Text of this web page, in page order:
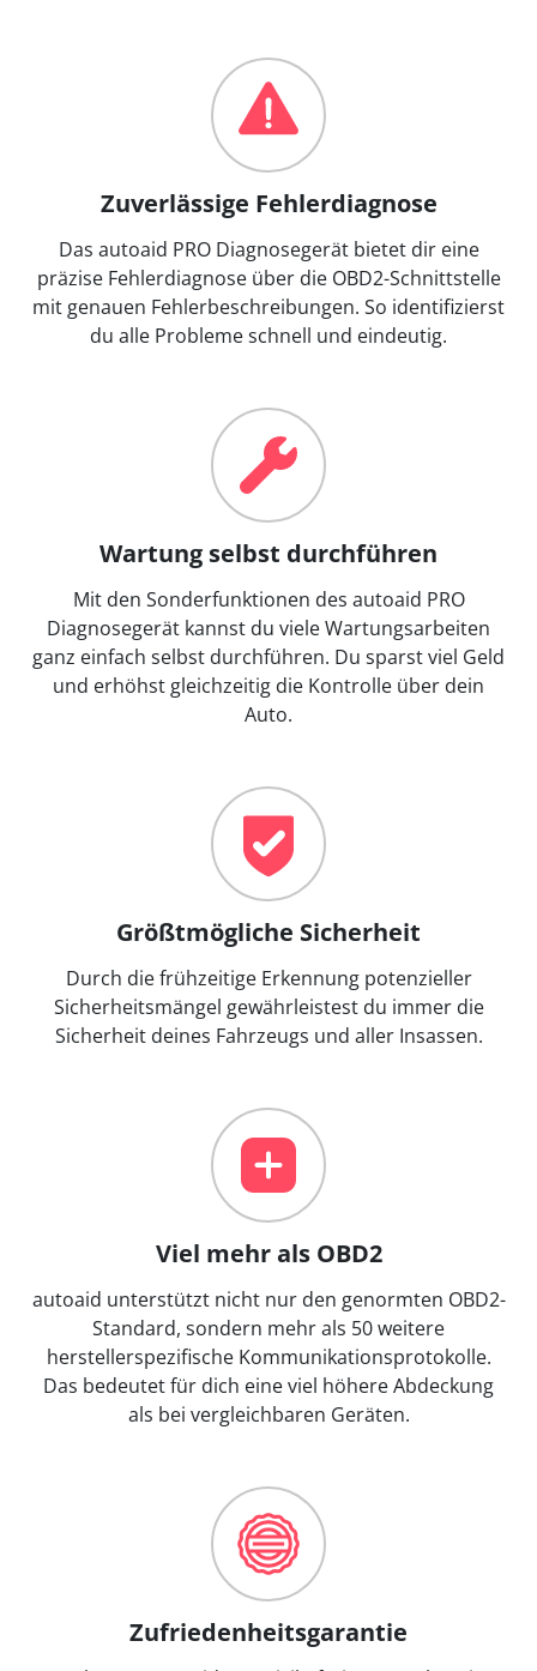
Zuverlässige Fehlerdiagnose
Das autoaid PRO Diagnosegerät bietet dir eine
präzise Fehlerdiagnose über die OBD2-Schnittstelle
mit genauen Fehlerbeschreibungen. So identifizierst
du alle Probleme schnell und eindeutig.
Wartung selbst durchführen
Mit den Sonderfunktionen des autoaid PRO
Diagnosegerät kannst du viele Wartungsarbeiten
ganz einfach selbst durchführen. Du sparst viel Geld
und erhöhst gleichzeitig die Kontrolle über dein
Auto.
Größtmögliche Sicherheit
Durch die frühzeitige Erkennung potenzieller
Sicherheitsmängel gewährleistest du immer die
Sicherheit deines Fahrzeugs und aller Insassen.
Viel mehr als OBD2
autoaid unterstützt nicht nur den genormten OBD2-
Standard, sondern mehr als 50 weitere
herstellerspezifische Kommunikationsprotokolle.
Das bedeutet für dich eine viel höhere Abdeckung
als bei vergleichbaren Geräten.
Zufriedenheitsgarantie